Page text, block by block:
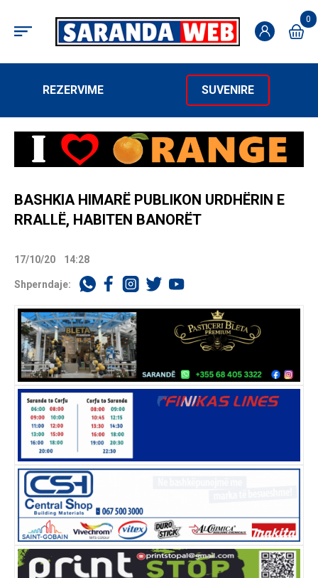
0
REZERVIME SUVENIRE
BASHKIA HIMARË PUBLIKON URDHËRIN E
RRALLË, HABITEN BANORËT
17/10/20 14:28
Shperndaje: